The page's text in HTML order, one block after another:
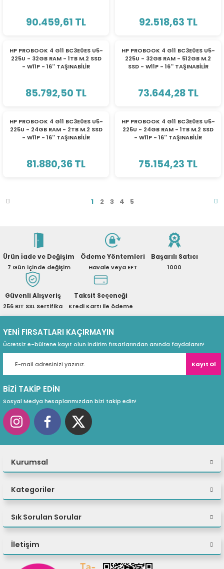
90.459,61 TL 92.518,63 TL
HP PROBOOK 4 G11 BC3E0ES U5-
225U - 32GB RAM - 1TB M.2 SSD
- W11P - 16'' TAŞINABİLİR
85.792,50 TL
HP PROBOOK 4 G11 BC3E0ES U5-
225U - 32GB RAM - 512GB M.2
SSD - W11P - 16'' TAŞINABİLİR
73.644,28 TL
HP PROBOOK 4 G11 BC3E0ES U5-
225U - 24GB RAM - 2TB M.2 SSD
- W11P - 16'' TAŞINABİLİR
81.880,36 TL
HP PROBOOK 4 G11 BC3E0ES U5-
225U - 24GB RAM - 1TB M.2 SSD
- W11P - 16'' TAŞINABİLİR
75.154,23 TL
1 2 3 4 5
Ürün İade ve Değişim
7 Gün içinde değişim
Ödeme Yöntemleri
Havale veya EFT
Başarılı Satıcı
1000
Güvenli Alışveriş
256 BIT SSL Sertifika
Taksit Seçeneği
Kredi Kartı ile ödeme
YENİ FIRSATLARI KAÇIRMAYIN
Ücretsiz e-bültene kayıt olun indirim fırsatlarından anında faydalanın!
Kayıt Ol
BİZİ TAKİP EDİN
Sosyal Medya hesaplarımızdan bizi takip edin!
Kurumsal
Kategoriler
Sık Sorulan Sorular
İletişim